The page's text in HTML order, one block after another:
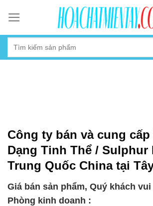
content
Công ty bán và cung
Dạng Tinh Thể / Sulphur
Trung Quốc China tại
Giá bán sản phẩm, Quý khách
Phòng kinh doanh :